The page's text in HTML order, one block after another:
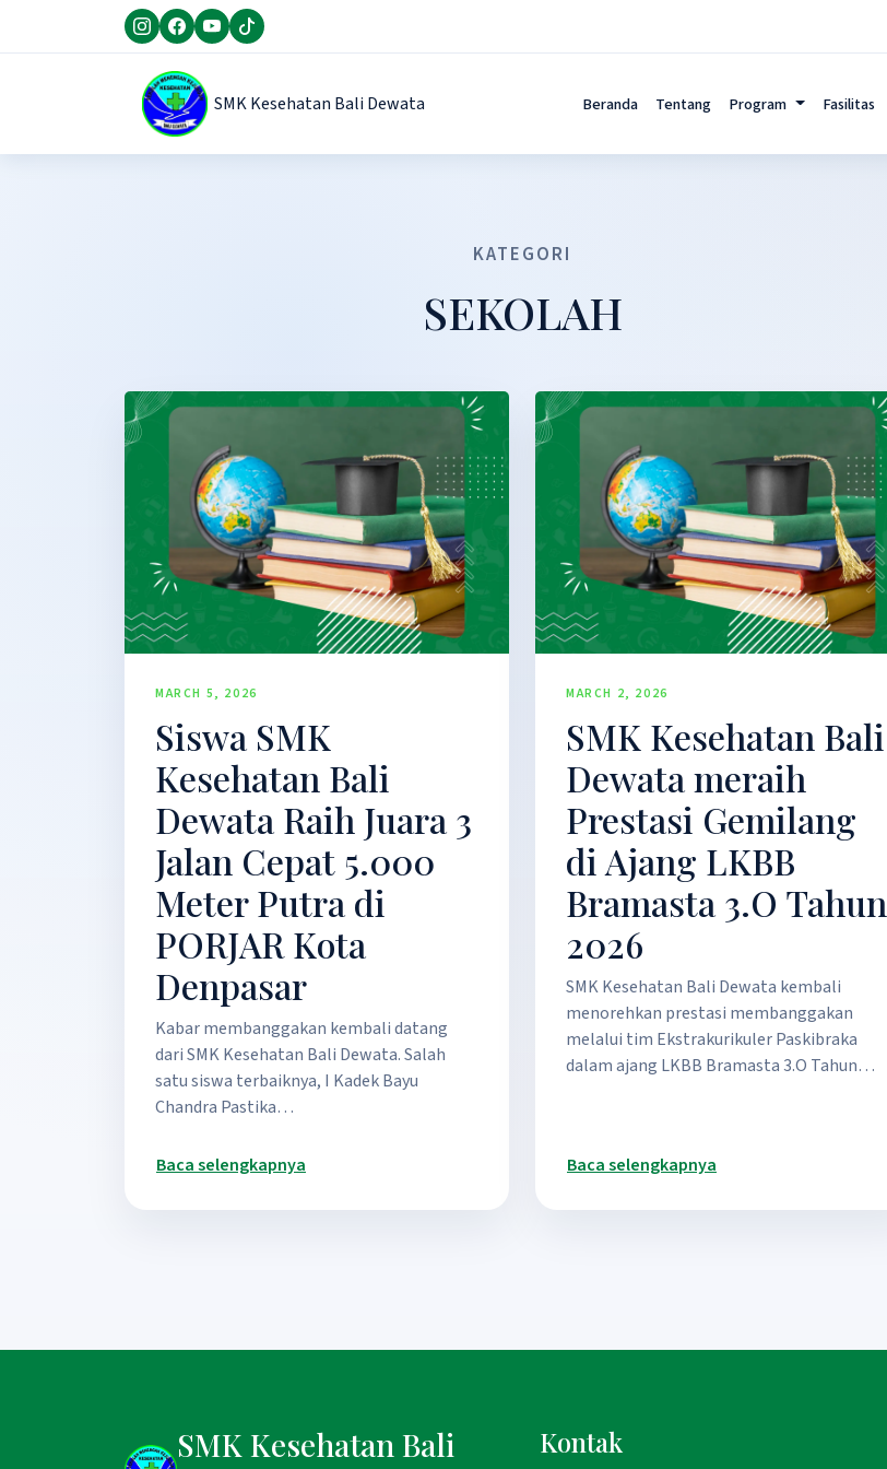
SMK Kesehatan Bali Dewata Beranda Tentang Program Fasilitas
KATEGORI
SEKOLAH
MARCH 5, 2026
Siswa SMK
Kesehatan Bali
Dewata Raih Juara 3
Jalan Cepat 5.000
Meter Putra di
PORJAR Kota
Denpasar
Kabar membanggakan kembali datang
dari SMK Kesehatan Bali Dewata. Salah
satu siswa terbaiknya, I Kadek Bayu
Chandra Pastika…
Baca selengkapnya
MARCH 2, 2026
SMK Kesehatan Bali
Dewata meraih
Prestasi Gemilang
di Ajang LKBB
Bramasta 3.O Tahun
2026
SMK Kesehatan Bali Dewata kembali
menorehkan prestasi membanggakan
melalui tim Ekstrakurikuler Paskibraka
dalam ajang LKBB Bramasta 3.O Tahun…
Baca selengkapnya
SMK Kesehatan Bali
Kontak